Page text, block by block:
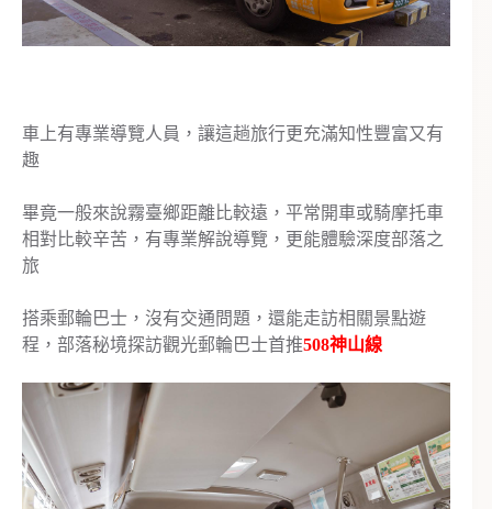
車上有專業導覽人員，讓這趟旅行更充滿知性豐富又有
趣
畢竟一般來說霧臺鄉距離比較遠，平常開車或騎摩托車
相對比較辛苦，有專業解說導覽，更能體驗深度部落之
旅
搭乘郵輪巴士，沒有交通問題，還能走訪相關景點遊
程，部落秘境探訪觀光郵輪巴士首推508神山線